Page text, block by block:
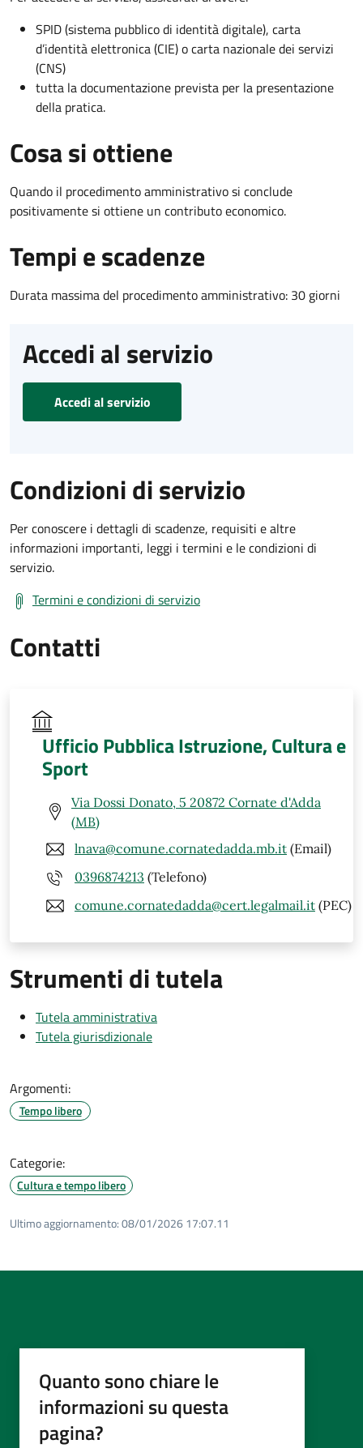
SPID (sistema pubblico di identità digitale), carta
d’identità elettronica (CIE) o carta nazionale dei servizi
(CNS)
tutta la documentazione prevista per la presentazione
della pratica.
Cosa si ottiene
Quando il procedimento amministrativo si conclude
positivamente si ottiene un contributo economico.
Tempi e scadenze
Durata massima del procedimento amministrativo: 30 giorni
Accedi al servizio
Accedi al servizio
Condizioni di servizio
Per conoscere i dettagli di scadenze, requisiti e altre
informazioni importanti, leggi i termini e le condizioni di
servizio.
Termini e condizioni di servizio
Contatti
Ufficio Pubblica Istruzione, Cultura e
Sport
Via Dossi Donato, 5 20872 Cornate d'Adda
(MB)
lnava@comune.cornatedadda.mb.it (Email)
0396874213 (Telefono)
comune.cornatedadda@cert.legalmail.it (PEC)
Strumenti di tutela
Tutela amministrativa
Tutela giurisdizionale
Argomenti:
Tempo libero
Categorie:
Cultura e tempo libero
Ultimo aggiornamento:08/01/2026 17:07.11
Quanto sono chiare le
informazioni su questa
pagina?